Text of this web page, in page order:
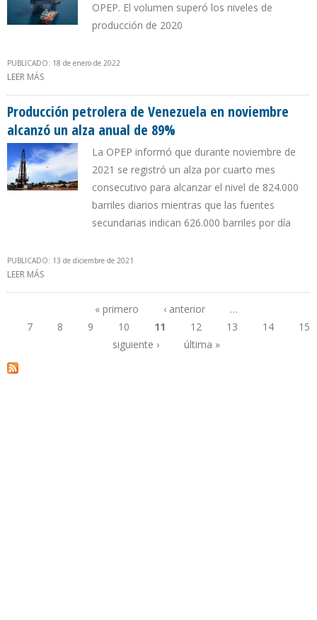
OPEP. El volumen superó los niveles de
producción de 2020
PUBLICADO: 18 de enero de 2022
LEER MÁS
Producción petrolera de Venezuela en noviembre
alcanzó un alza anual de 89%
La OPEP informó que durante noviembre de
2021 se registró un alza por cuarto mes
consecutivo para alcanzar el nivel de 824.000
barriles diarios mientras que las fuentes
secundarias indican 626.000 barriles por día
PUBLICADO: 13 de diciembre de 2021
LEER MÁS
Páginas
« primero ‹ anterior
…
7
8 9 10 11 12 13 14
15
siguiente ›
última »